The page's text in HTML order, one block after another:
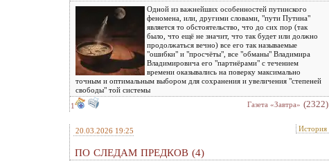
Одной из важнейших особенностей путинского
феномена, или, другими словами, "пути Путина"
является то обстоятельство, что до сих пор (так
было, что ещё не значит, что так будет или должно
продолжаться вечно) все его так называемые
"ошибки" и "просчёты", все "обманы" Владимира
Владимировича его "партнёрами" с течением
времени оказывались на поверку максимально
точным и оптимальным выбором для сохранения и увеличения "степеней
свободы" той системы
1
Газета «Завтра» (2322)
20.03.2026 19:25 История
ПО СЛЕДАМ ПРЕДКОВ (4)